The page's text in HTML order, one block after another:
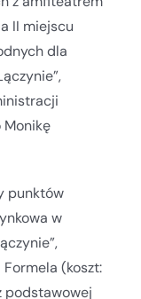
II miejscu
dla
Monikę
punktów
w
(koszt:
podstawowej